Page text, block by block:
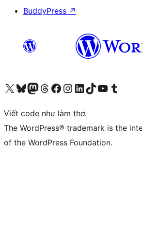
BuddyPress ↗
Truy cập tài khoản X (trước đây là Twitter) của chúng tôiVisit our Bluesky account
Visit our Mastodon account
Visit our Threads account
Xem trang Facebook của chúng tôiTruy cập tài khoản Instagram của chúng tôiTruy cập tài khoản LinkedIn của chúng tôiVisit our TikTok account
Truy cập kênh YouTube của chúng tôi Visit our Tumblr
Viết code như làm thơ.
The WordPress® trademark is the
of the WordPress Foundation.